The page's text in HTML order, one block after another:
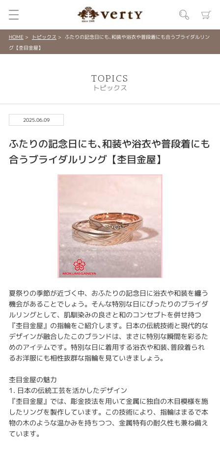
HOME トピックス
ふたりの記念日にも､和装や浴衣や普段着にも合うブライダルリン
グ【杢目金屋】
TOPICS
トピックス
2025.06.09
ふたりの記念日にも､和装や浴衣や普段着にも
合うブライダルリング【杢目金屋】
夏祭りの季節が近づく中、おふたりの記念日に浴衣や和装を纏う
機会があることでしょう。そんな特別な日にぴったりのブライダ
ルリングとして、肌馴染みの良さと和のコンセプトを併せ持つ
『杢目金屋』の指輪をご紹介します。日本の伝統技術と現代的な
デザインが融合したこのブランドは、まさに特別な瞬間を彩るた
めのアイテムです。特別な日に着用する浴衣や和装､普段着られ
るお洋服にも相性抜群な指輪を見ていきましょう｡
杢目金屋の魅力
1. 日本の伝統工芸を活かしたデザイン
『杢目金屋』では、彫金技法を用いて金属に独自の木目模様を施
したリングを製作しています。この技術により、指輪はまるで本
物の木のような温かみを持ちつつ、金属特有の耐久性も兼ね備え
ています。